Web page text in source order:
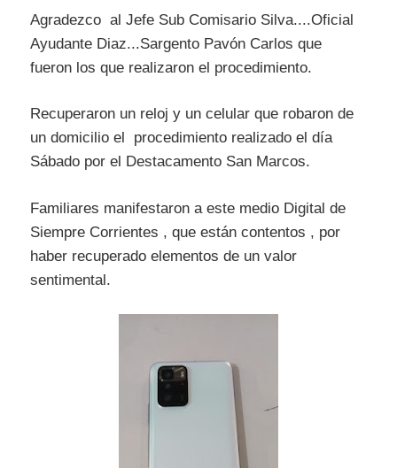
Agradezco al Jefe Sub Comisario Silva....Oficial
Ayudante Diaz...Sargento Pavón Carlos que
fueron los que realizaron el procedimiento.
Recuperaron un reloj y un celular que robaron de
un domicilio el procedimiento realizado el día
Sábado por el Destacamento San Marcos.
Familiares manifestaron a este medio Digital de
Siempre Corrientes , que están contentos , por
haber recuperado elementos de un valor
sentimental.